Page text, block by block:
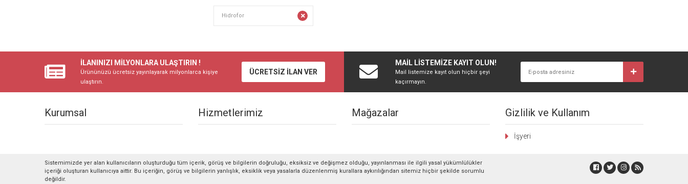
Hidrofor
İLANINIZI MİLYONLARA ULAŞTIRIN !
Ürününüzü ücretsiz yayınlayarak milyonlarca kişiye
ulaştırın.
ÜCRETSİZ İLAN VER
MAİL LİSTEMİZE KAYIT OLUN!
Mail listemize kayıt olun hiçbir şeyi
kaçırmayın.
Kurumsal Hizmetlerimiz Mağazalar Gizlilik ve Kullanım
İşyeri
Sistemimizde yer alan kullanıcıların oluşturduğu tüm içerik, görüş ve bilgilerin doğruluğu, eksiksiz ve değişmez olduğu, yayınlanması ile ilgili yasal yükümlülükler
içeriği oluşturan kullanıcıya aittir. Bu içeriğin, görüş ve bilgilerin yanlışlık, eksiklik veya yasalarla düzenlenmiş kurallara aykırılığından sitemiz hiçbir şekilde sorumlu
değildir.